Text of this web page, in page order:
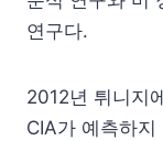
연구다.
2012년 튀니지
CIA가 예측하